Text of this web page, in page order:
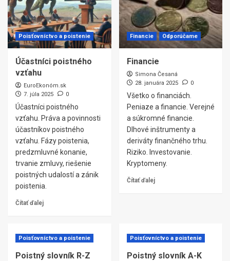
Poisťovníctvo a poistenie
Účastníci poistného
vzťahu
EuroEkonóm.sk
7. júla 2025
0
Účastníci poistného
vzťahu. Práva a povinnosti
účastníkov poistného
vzťahu. Fázy poistenia,
predzmluvné konanie,
trvanie zmluvy, riešenie
poistných udalostí a zánik
poistenia.
Čítať ďalej
Financie Odporúčame
Financie
Simona Česaná
28. januára 2025
0
Všetko o financiách.
Peniaze a financie. Verejné
a súkromné financie.
Dlhové inštrumenty a
deriváty finančného trhu.
Riziko. Investovanie.
Kryptomeny.
Čítať ďalej
Poisťovníctvo a poistenie
Poistný slovník R-Z
Poisťovníctvo a poistenie
Poistný slovník A-K